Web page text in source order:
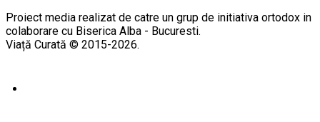
Proiect media realizat de catre un grup de initiativa ortodox in
colaborare cu Biserica Alba - Bucuresti.
Viață Curată © 2015-2026.